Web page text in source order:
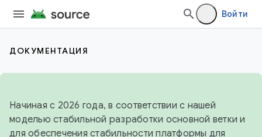
Войти
ДОКУМЕНТАЦИЯ
Начиная с 2026 года, в соответствии с нашей
моделью стабильной разработки основной ветки и
для обеспечения стабильности платформы для